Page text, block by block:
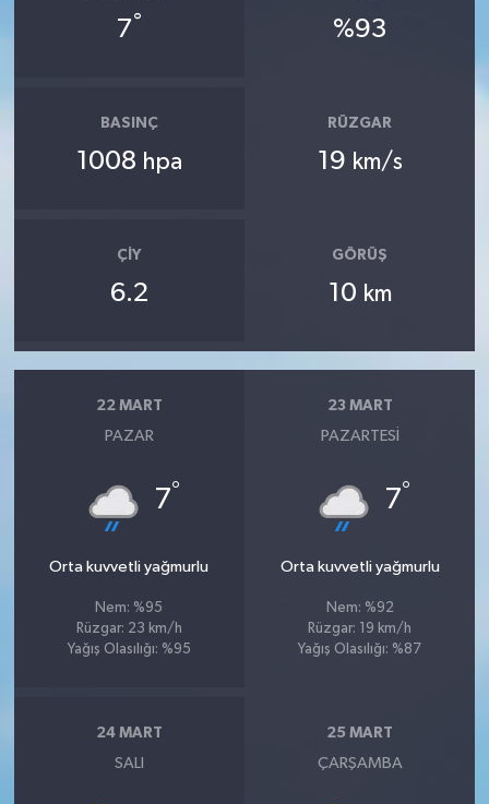
7° %93
BASINÇ
1008 hpa
RÜZGAR
19 km/s
ÇIY
6.2
GÖRÜŞ
10 km
22 MART
PAZAR
7°
Orta kuvvetli yağmurlu
Nem: %95
Rüzgar: 23 km/h
Yağış Olasılığı: %95
23 MART
PAZARTESI
7°
Orta kuvvetli yağmurlu
Nem: %92
Rüzgar: 19 km/h
Yağış Olasılığı: %87
24 MART
SALI
25 MART
ÇARŞAMBA